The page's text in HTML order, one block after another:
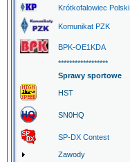
Krótkofalowiec Polski
Komunikat PZK
BPK-OE1KDA
******************
Sprawy sportowe
HST
SN0HQ
SP-DX Contest
Zawody